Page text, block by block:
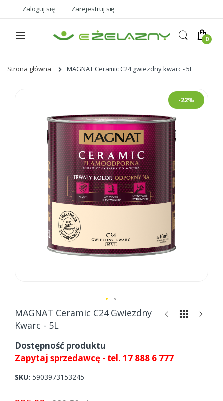
Zaloguj się Zarejestruj się
Strona główna MAGNAT Ceramic C24 gwiezdny kwarc - 5L
-22%
Skip
to
beginning
of
the
images
MAGNAT Ceramic C24 Gwiezdny
Kwarc - 5L
Dostępność produktu
Zapytaj sprzedawcę - tel. 17 888 6 777
SKU 5903973153245